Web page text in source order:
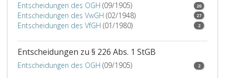
oder
auf
andere
Art
die
Gefahr
Entscheidungen des OGH (09/1905) 20
Entscheidungen des VwGH (02/1948) 27
Entscheidungen des VfGH (01/1980) 2
Entscheidungen zu § 226 Abs. 1 StGB
Entscheidungen des OGH (09/1905) 2